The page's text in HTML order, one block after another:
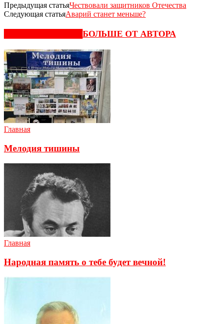
Предыдущая статьяЧествовали защитников Отечества
Следующая статьяАварий станет меньше?
БОЛЬШЕ ОТ АВТОРА
Главная
Мелодия тишины
Главная
Народная память о тебе будет вечной!